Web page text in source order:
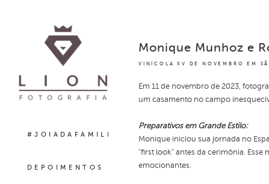
#JOIADAFAMILIA
DEPOIMENTOS
VINÍCOLA XV DE NOVEMBRO EM
Monique Munhoz e
Em 11 de novembro de 2023,
um casamento no campo
Preparativos em Grande Estilo:
Monique iniciou sua jornada no
"first look" antes da cerimônia.
emocionantes.